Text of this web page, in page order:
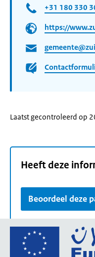
+31 180 330
https://
Laatst gecontroleerd op
Heeft deze
Beoordeel deze